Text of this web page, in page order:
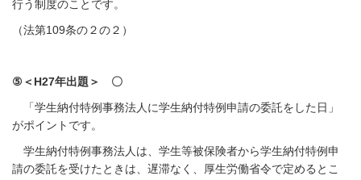
行う制度のことです。
（法第109条の２の２）
⑤＜H27年出題＞ 〇
「学生納付特例事務法人に学生納付特例申請の委託をした日」
がポイントです。
学生納付特例事務法人は、学生等被保険者から学生納付特例申
請の委託を受けたときは、遅滞なく、厚生労働省令で定めるとこ